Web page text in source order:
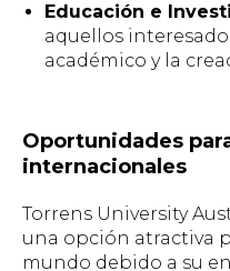
Educación e
aquellos
académico y la
Oportunidades
internacionales
Torrens University
una opción atractiva
mundo debido a su